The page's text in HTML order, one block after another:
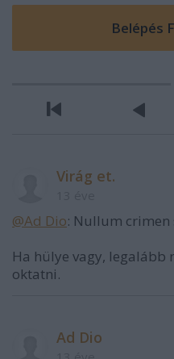
Virág et.
@Ad Dio: Nullum crimen
Ha hülye vagy,
oktatni.
Ad Dio